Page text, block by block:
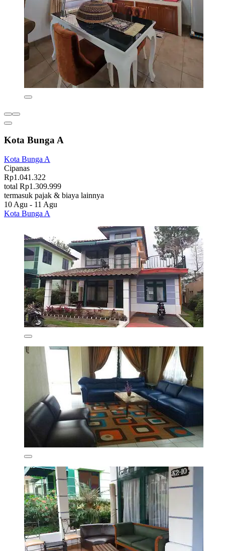
Kota Bunga A
Kota Bunga A
Cipanas
Rp1.041.322
total Rp1.309.999
termasuk pajak & biaya lainnya
10 Agu - 11 Agu
Kota Bunga A